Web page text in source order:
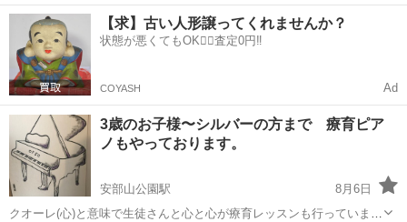
いる経験者まで大歓迎！！！ 数々の実績を残している現役ギタリスト
がギターを教えます！ 好きなアーティストの曲を楽しく弾けるように
なりましょう！ 無料体験レッ...
福岡 北九州市 小倉駅 ギター SNS
【求】古い人形譲ってくれませんか？
状態が悪くてもOK🙆‍♀️査定0円‼️
COYASH Ad
3歳のお子様〜シルバーの方まで 療育ピア
ノもやっております。
安部山公園駅
8月6日
クオーレ(心)と意味で生徒さんと心と心が療育レッスンも行っていま